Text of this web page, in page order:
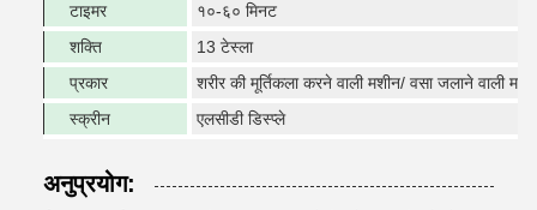
टाइमर
१०-६० मिनट
शक्ति
13 टेस्ला
प्रकार
शरीर की मूर्तिकला करने वाली मशीन/ वसा जलाने वाली
स्क्रीन
एलसीडी डिस्प्ले
अनुप्रयोग: